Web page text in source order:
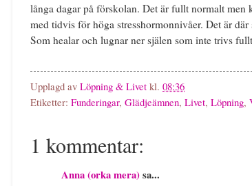
långa dagar på förskolan. Det är fullt normalt
med tidvis för höga stresshormonnivåer. Det är
Som healar och lugnar ner själen som inte trivs
Upplagd av Löpning & Livet kl. 08:36
Etiketter: Funderingar, Glädjeämnen, Livet, Löpning,
1 kommentar:
Anna (orka mera)sa...